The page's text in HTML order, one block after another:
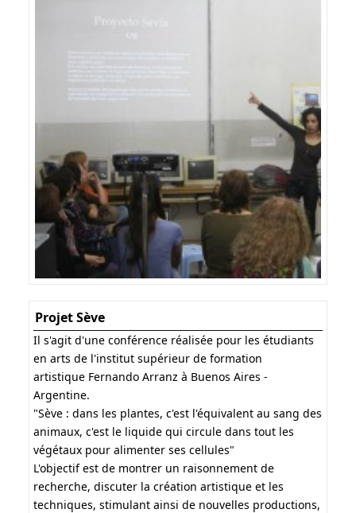
Projet Sève
Il s'agit d'une conférence réalisée pour les étudiants
en arts de l'institut supérieur de formation
artistique Fernando Arranz à Buenos Aires -
Argentine.
"Sève : dans les plantes, c'est l'équivalent au sang des
animaux, c'est le liquide qui circule dans tout les
végétaux pour alimenter ses cellules"
L'objectif est de montrer un raisonnement de
recherche, discuter la création artistique et les
techniques, stimulant ainsi de nouvelles productions,